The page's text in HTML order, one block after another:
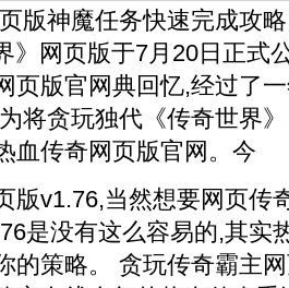
神魔任务快速完成攻略
》网页版于7月20日正式
页版官网典回忆,经过了
将贪玩独代《传奇世界
血传奇网页版官网 。今
版v1.76,当然想要网页传
是没有这么容易的,其实
的策略。 贪玩传奇霸主